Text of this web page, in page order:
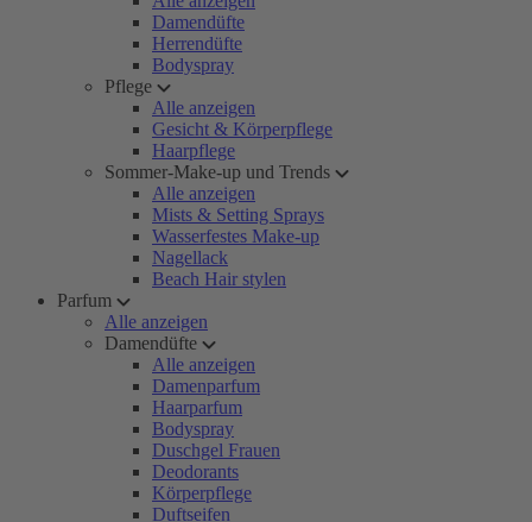
Damendüfte
Herrendüfte
Bodyspray
Pflege
Alle anzeigen
Gesicht & Körperpflege
Haarpflege
Sommer-Make-up und Trends
Alle anzeigen
Mists & Setting Sprays
Wasserfestes Make-up
Nagellack
Beach Hair stylen
Parfum
Alle anzeigen
Damendüfte
Alle anzeigen
Damenparfum
Haarparfum
Bodyspray
Duschgel Frauen
Deodorants
Körperpflege
Duftseifen